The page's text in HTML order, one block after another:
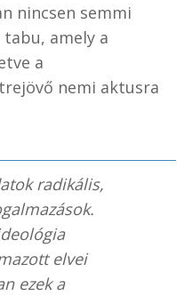
nincsen semmi
amely a
a
nemi aktusra
radikális,
elvei
ezek a